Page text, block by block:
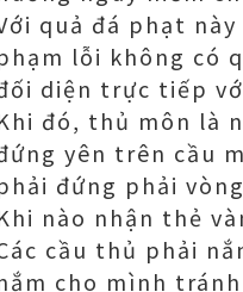
quả đá phạt
lỗi không có
diện trực tiếp
đó, thủ môn là
yên trên cầu
đứng phải
nào nhận thẻ
cầu thủ phải
cho mình